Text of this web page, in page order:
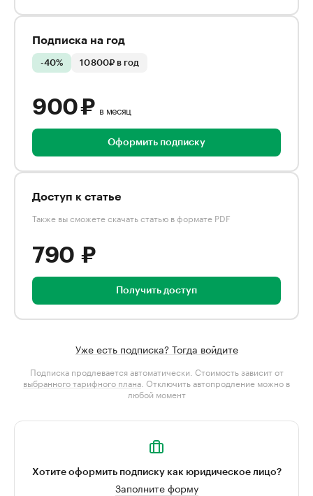
Подписка на год
-40% 10 800₽ в год
900 ₽ в месяц
Оформить подписку
Доступ к статье
Также вы сможете скачать статью в формате PDF
790 ₽
Получить доступ
Уже есть подписка? Тогда войдите
Подписка продлевается автоматически. Стоимость зависит от
выбранного тарифного плана . Отключить автопродление можно в
любой момент
Хотите оформить подписку как юридическое лицо?
Заполните форму